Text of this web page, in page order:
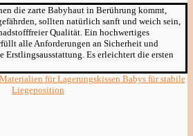
die zarte Babyhaut in Berührung kommt,
sollten natürlich sanft und weich sein,
Qualität. Ein hochwertiges
alle Anforderungen an Sicherheit und
Erstlingsausstattung. Es erleichtert die ersten